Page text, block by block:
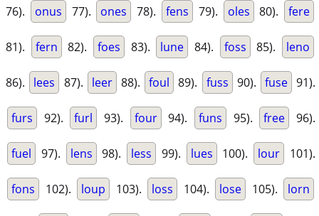
76). onus 77). ones 78). fens 79). oles 80). fere
81). fern 82). foes 83). lune 84). foss 85). leno
86). lees 87). leer 88). foul 89). fuss 90). fuse 91).
furs 92). furl 93). four 94). funs 95). free 96).
fuel 97). lens 98). less 99). lues 100). lour 101).
fons 102). loup 103). loss 104). lose 105). lorn